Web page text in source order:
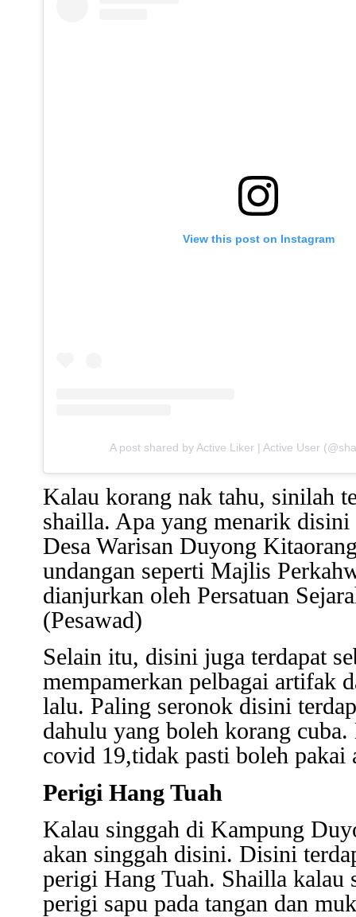
View this post on Instagram
A post shared by Active Liker | Active User
Kalau korang nak tahu, sinilah
shailla. Apa yang menarik
Desa Warisan Duyong
undangan seperti Majlis
dianjurkan oleh Persatuan
(Pesawad)
Selain itu, disini juga terdapat
mempamerkan pelbagai artifak
lalu. Paling seronok disini
dahulu yang boleh korang
covid 19,tidak pasti boleh pakai
Perigi Hang Tuah
Kalau singgah di Kampung
akan singgah disini. Disini
perigi Hang Tuah. Shailla kalau
perigi sapu pada tangan dan